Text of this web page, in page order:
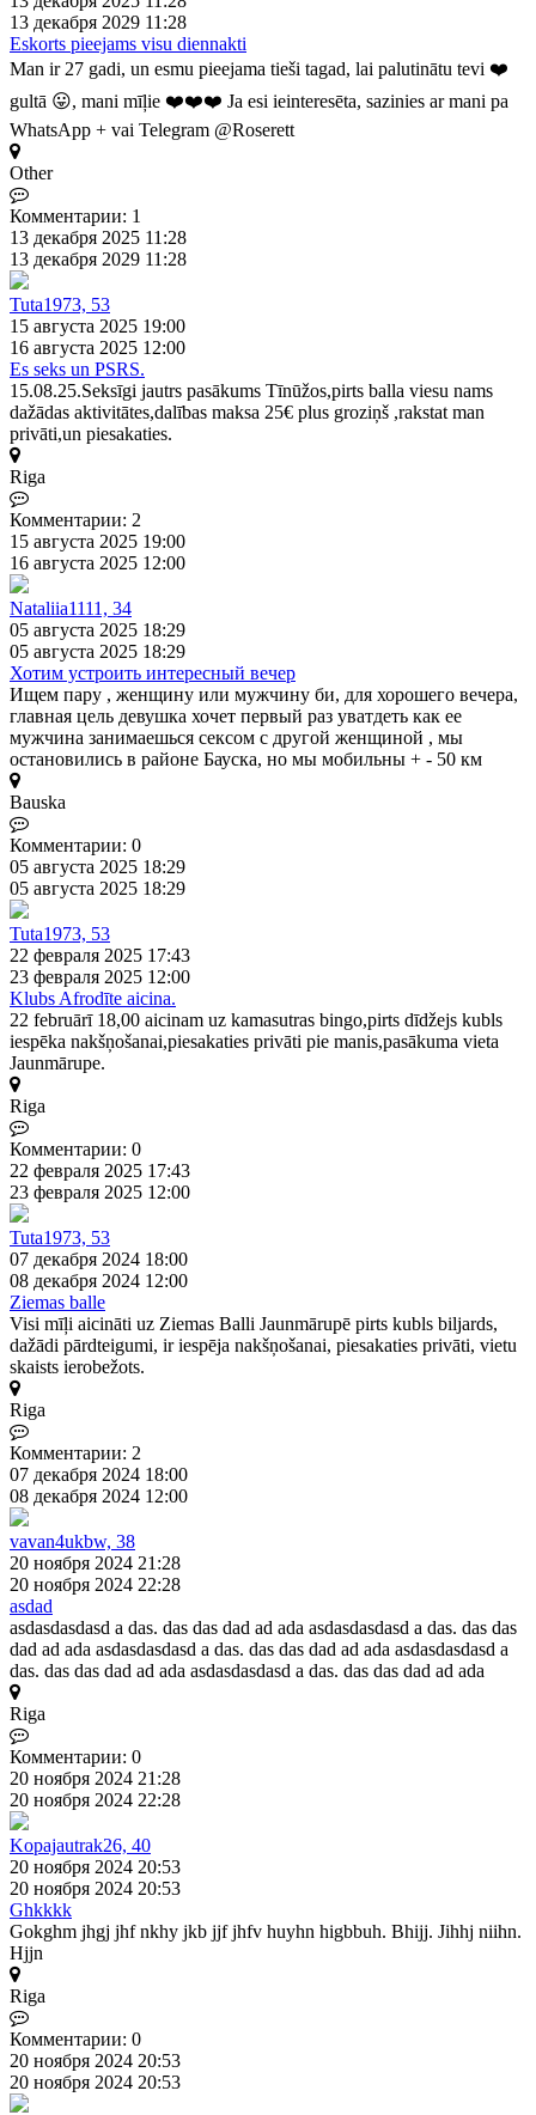
13 декабря 2029 11:28
Eskorts pieejams visu diennakti
Man ir 27 gadi, un esmu pieejama tieši tagad, lai palutinātu tevi ❤️
gultā 😛, mani mīļie ❤️❤️❤️ Ja esi ieinteresēta, sazinies ar mani pa
WhatsApp + vai Telegram @Roserett
Other
Комментарии: 1
13 декабря 2025 11:28
13 декабря 2029 11:28
Tuta1973, 53
15 августа 2025 19:00
16 августа 2025 12:00
Es seks un PSRS.
15.08.25.Seksīgi jautrs pasākums Tīnūžos,pirts balla viesu nams
dažādas aktivitātes,dalības maksa 25€ plus groziņš ,rakstat man
privāti,un piesakaties.
Riga
Комментарии: 2
15 августа 2025 19:00
16 августа 2025 12:00
Nataliia1111, 34
05 августа 2025 18:29
05 августа 2025 18:29
Хотим устроить интересный вечер
Ищем пару , женщину или мужчину би, для хорошего вечера,
главная цель девушка хочет первый раз уватдеть как ее
мужчина занимаешься сексом с другой женщиной , мы
остановились в районе Бауска, но мы мобильны + - 50 км
Bauska
Комментарии: 0
05 августа 2025 18:29
05 августа 2025 18:29
Tuta1973, 53
22 февраля 2025 17:43
23 февраля 2025 12:00
Klubs Afrodīte aicina.
22 februārī 18,00 aicinam uz kamasutras bingo,pirts dīdžejs kubls
iespēka nakšņošanai,piesakaties privāti pie manis,pasākuma vieta
Jaunmārupe.
Riga
Комментарии: 0
22 февраля 2025 17:43
23 февраля 2025 12:00
Tuta1973, 53
07 декабря 2024 18:00
08 декабря 2024 12:00
Ziemas balle
Visi mīļi aicināti uz Ziemas Balli Jaunmārupē pirts kubls biljards,
dažādi pārdteigumi, ir iespēja nakšņošanai, piesakaties privāti, vietu
skaists ierobežots.
Riga
Комментарии: 2
07 декабря 2024 18:00
08 декабря 2024 12:00
vavan4ukbw, 38
20 ноября 2024 21:28
20 ноября 2024 22:28
asdad
asdasdasdasd a das. das das dad ad ada asdasdasdasd a das. das das
dad ad ada asdasdasdasd a das. das das dad ad ada asdasdasdasd a
das. das das dad ad ada asdasdasdasd a das. das das dad ad ada
Riga
Комментарии: 0
20 ноября 2024 21:28
20 ноября 2024 22:28
Kopajautrak26, 40
20 ноября 2024 20:53
20 ноября 2024 20:53
Ghkkkk
Gokghm jhgj jhf nkhy jkb jjf jhfv huyhn higbbuh. Bhijj. Jihhj niihn.
Hjjn
Riga
Комментарии: 0
20 ноября 2024 20:53
20 ноября 2024 20:53